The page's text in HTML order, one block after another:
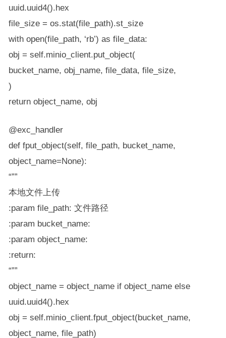
uuid.uuid4().hex
file_size = os.stat(file_path).st_size
with open(file_path, ‘rb’) as file_data:
obj = self.minio_client.put_object(
bucket_name, obj_name, file_data, file_size,
)
return object_name, obj
@exc_handler
def fput_object(self, file_path, bucket_name,
object_name=None):
“””
本地文件上传
:param file_path: 文件路径
:param bucket_name:
:param object_name:
:return:
“””
object_name = object_name if object_name else
uuid.uuid4().hex
obj = self.minio_client.fput_object(bucket_name,
object_name, file_path)